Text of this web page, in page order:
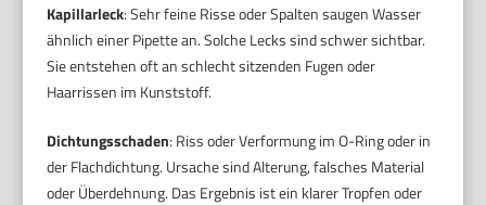
Kapillarleck: Sehr feine Risse oder Spalten saugen Wasser
ähnlich einer Pipette an. Solche Lecks sind schwer sichtbar.
Sie entstehen oft an schlecht sitzenden Fugen oder
Haarrissen im Kunststoff.
Dichtungsschaden: Riss oder Verformung im O-Ring oder in
der Flachdichtung. Ursache sind Alterung, falsches Material
oder Überdehnung. Das Ergebnis ist ein klarer Tropfen oder